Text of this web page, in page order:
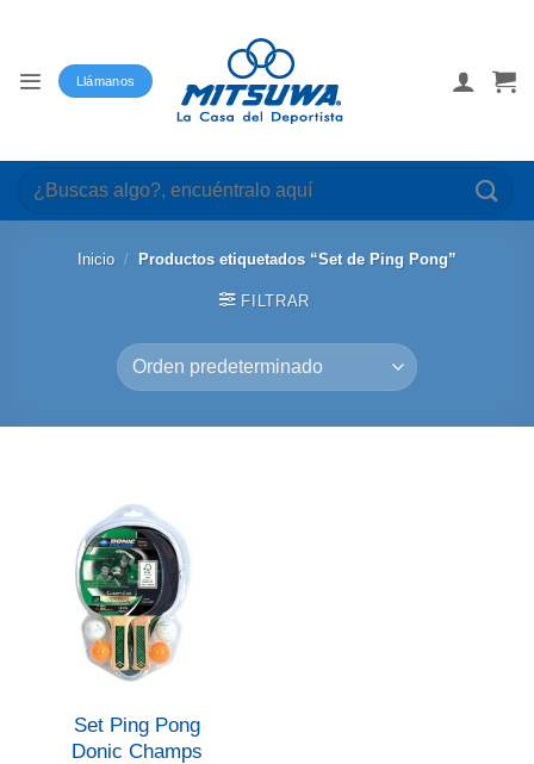
Llámanos
Buscar
por:
Inicio / Productos etiquetados “Set de Ping Pong”
FILTRAR
Set Ping Pong
Donic Champs